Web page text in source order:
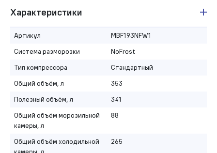
Характеристики
Артикул
MBF193NFW1
Система разморозки
NoFrost
Тип компрессора
Стандартный
Общий объём, л
353
Полезный объём, л
341
Общий объём морозильной
камеры, л
88
Общий объём холодильной
265